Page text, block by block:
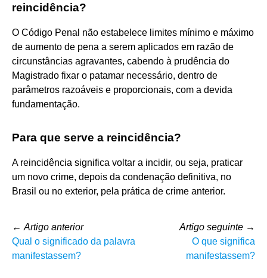
reincidência?
O Código Penal não estabelece limites mínimo e máximo
de aumento de pena a serem aplicados em razão de
circunstâncias agravantes, cabendo à prudência do
Magistrado fixar o patamar necessário, dentro de
parâmetros razoáveis e proporcionais, com a devida
fundamentação.
Para que serve a reincidência?
A reincidência significa voltar a incidir, ou seja, praticar
um novo crime, depois da condenação definitiva, no
Brasil ou no exterior, pela prática de crime anterior.
← Artigo anterior
Qual o significado da palavra
manifestassem?
Artigo seguinte →
O que significa
manifestassem?